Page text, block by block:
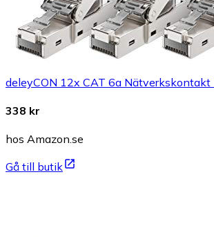
deleyCON 12x CAT 6a
338 kr
hos Amazon.se
Gå till butik